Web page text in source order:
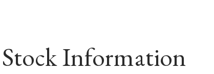
Stock Information